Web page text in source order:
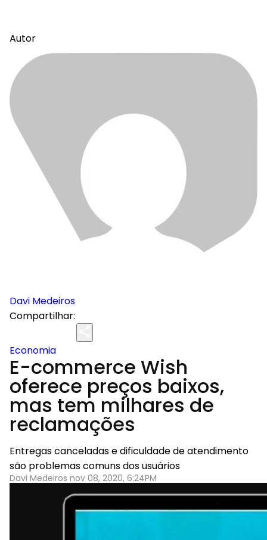
Autor
Davi Medeiros
Compartilhar:
Economia
E-commerce Wish
oferece preços baixos,
mas tem milhares de
reclamações
Entregas canceladas e dificuldade de atendimento
são problemas comuns dos usuários
Davi Medeiros nov 08, 2020, 6:24PM